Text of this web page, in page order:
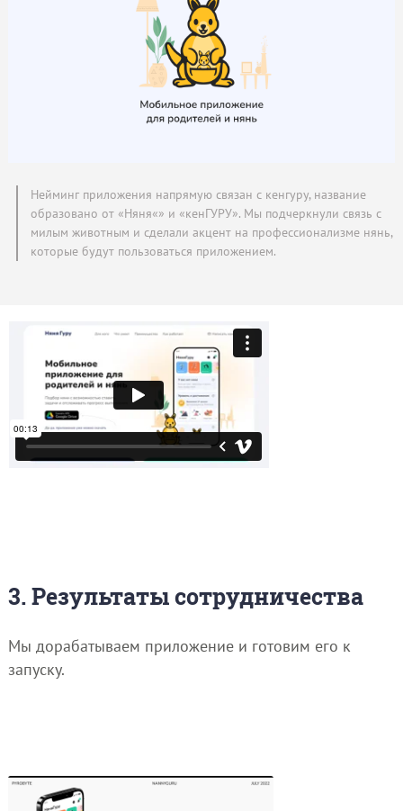
Нейминг приложения напрямую связан с кенгуру, название
образовано от «‎Няня«» и «‎кенГУРУ‎». Мы подчеркнули связь с
милым животным и сделали акцент на профессионализме нянь,
которые будут пользоваться приложением.
3. Результаты сотрудничества
Мы дорабатываем приложение и готовим его к
запуску.